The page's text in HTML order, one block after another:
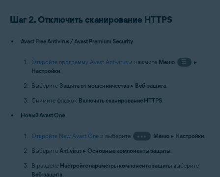
Шаг 2. Отключить сканирование HTTPS
Avast Free Antivirus / Avast Premium Security
Откройте программу Avast Antivirus и нажмите Меню ☰
▸
Настройки.
Выберите Защита от мошенничества ▸ Веб-защита.
Снимите флажок Включить сканирование HTTPS.
Новый Avast One
Откройте New Avast One и выберите ••• Меню▸ Настройки.
Выберите Antivirus ▸ Основные компоненты защиты.
В разделе Настройте параметры компонента защиты выберите
Веб-защита.